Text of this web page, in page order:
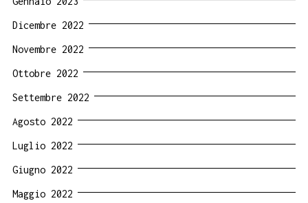
Dicembre 2022
Novembre 2022
Ottobre 2022
Settembre 2022
Agosto 2022
Luglio 2022
Giugno 2022
Maggio 2022